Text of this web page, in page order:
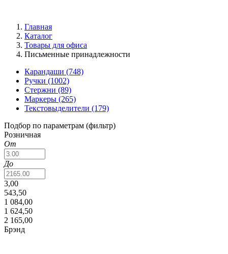
Главная
Каталог
Товары для офиса
Письменные принадлежности
Карандаши (748)
Ручки (1002)
Стержни (89)
Маркеры (265)
Текстовыделители (179)
Подбор по параметрам (фильтр)
Розничная
От
До
3,00
543,50
1 084,00
1 624,50
2 165,00
Брэнд